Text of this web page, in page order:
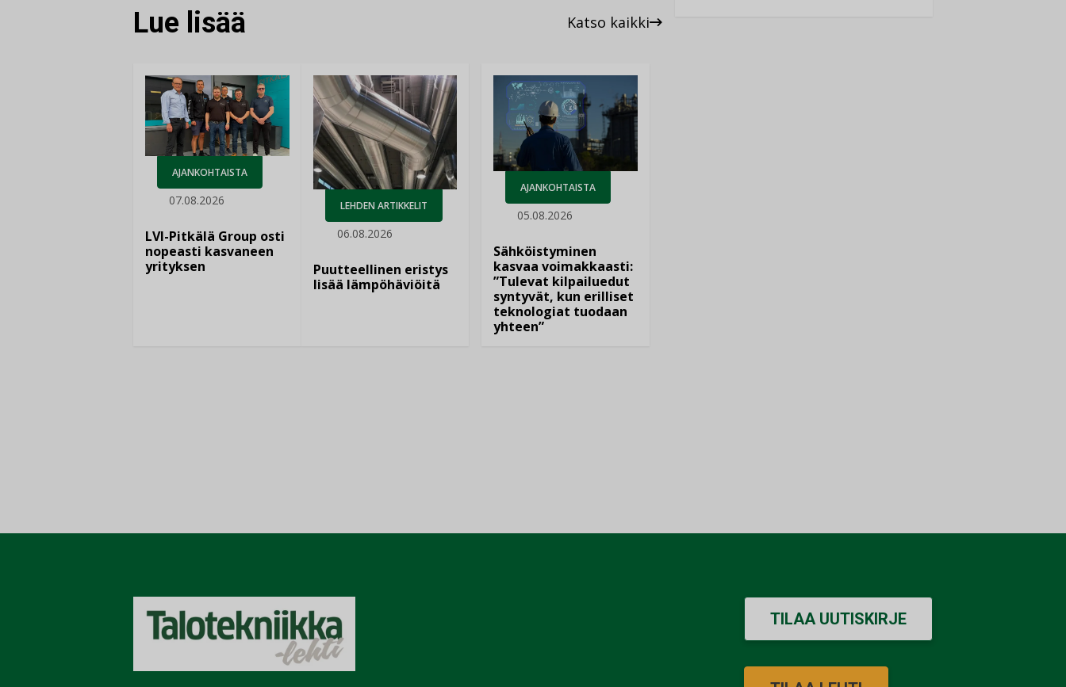
Lue lisää Katso kaikki
AJANKOHTAISTA
07.08.2026
LVI-Pitkälä Group osti
nopeasti kasvaneen
yrityksen
LEHDEN ARTIKKELIT
06.08.2026
Puutteellinen eristys
lisää lämpöhäviöitä
AJANKOHTAISTA
05.08.2026
Sähköistyminen
kasvaa voimakkaasti:
”Tulevat kilpailuedut
syntyvät, kun erilliset
teknologiat tuodaan
yhteen”
TILAA UUTISKIRJE